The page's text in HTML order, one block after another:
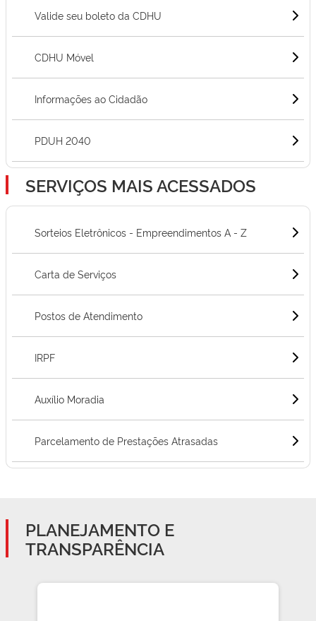
Valide seu boleto da CDHU
CDHU Móvel
Informações ao Cidadão
PDUH 2040
SERVIÇOS MAIS ACESSADOS
Sorteios Eletrônicos - Empreendimentos A - Z
Carta de Serviços
Postos de Atendimento
IRPF
Auxílio Moradia
Parcelamento de Prestações Atrasadas
PLANEJAMENTO E
TRANSPARÊNCIA